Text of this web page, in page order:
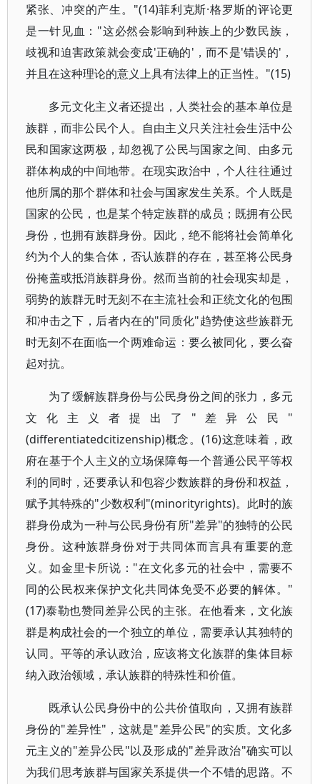
紧张、冲突的产生。"(14)菲利克斯·格罗斯的评论更
是一针见血："这必然会影响到种族上的少数民族，
歧视和迫害政策就会变成'正确的'，而不是'错误的'，
并且在这种理论的意义上具有法律上的正当性。"(15)
多元文化主义者还提出，人类社会的基本单位是
族群，而非公民个人。自由主义只关注社会生活中公
民和国家这两极，却忽视了公民与国家之间、由多元
群体构成的中间地带。在现实政治中，个人往往通过
他所属的那个群体和社会与国家发生关系。个人既是
国家的公民，也是某个特定族群的成员；既拥有公民
身份，也拥有族群身份。因此，绝不能将社会简单化
约为个人的集合体，否认族群的存在，甚至将公民身
份掩盖或抵消族群身份。然而当前的社会现实却是，
弱势的族群无时无刻不在主流社会和正统文化的包围
和冲击之下，后者内在的"同质化"趋势使这些族群无
时无刻不在面临一个两难命运：要么被同化，要么奋
起对抗。
为了缓解族群身份与公民身份之间的张力，多元
文化主义者提出了"差异公民"
(differentiatedcitizenship)概念。(16)这意味着，政
府在基于个人主义的立场保障每一个普通公民平等权
利的同时，还要承认和包容少数族群的身份和权益，
赋予其特殊的"少数权利"(minorityrights)。此时的族
群身份成为一种与公民身份有所"差异"的独特的公民
身份。这种族群身份对于共同体而言具有重要的意
义。如金里卡所说："在文化多元的社会中，需要不
同的公民权来保护文化共同体免受不必要的解体。"
(17)泰勒也赞同差异公民的主张。在他看来，文化族
群是构成社会的一个独立的单位，需要承认其独特的
认同。平等的承认政治，应该将文化族群的集体目标
纳入政治领域，承认族群的特殊性和价值。
既承认公民身份中的公共价值取向，又拥有族群
身份的"差异性"，这就是"差异公民"的实质。文化多
元主义的"差异公民"以及形成的"差异政治"确实可以
为我们思考族群与国家关系提供一个不错的思路。不